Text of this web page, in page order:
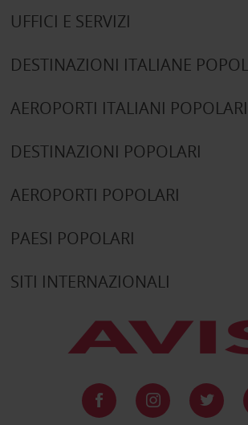
UFFICI E SERVIZI
DESTINAZIONI ITALIANE
AEROPORTI ITALIANI POPOLARI
DESTINAZIONI POPOLARI
AEROPORTI POPOLARI
PAESI POPOLARI
SITI INTERNAZIONALI